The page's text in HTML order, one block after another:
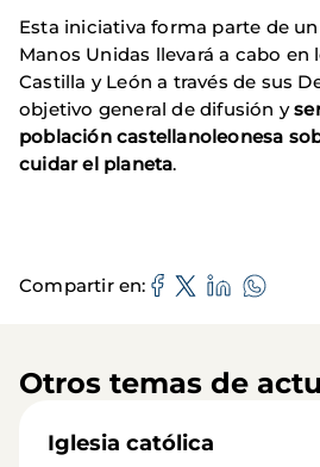
Esta iniciativa forma parte de
Manos Unidas llevará a cabo en
Castilla y León a través de sus
objetivo general de difusión y
población castellanoleonesa
cuidar el planeta.
Compartir en
Otros temas de
Iglesia católica